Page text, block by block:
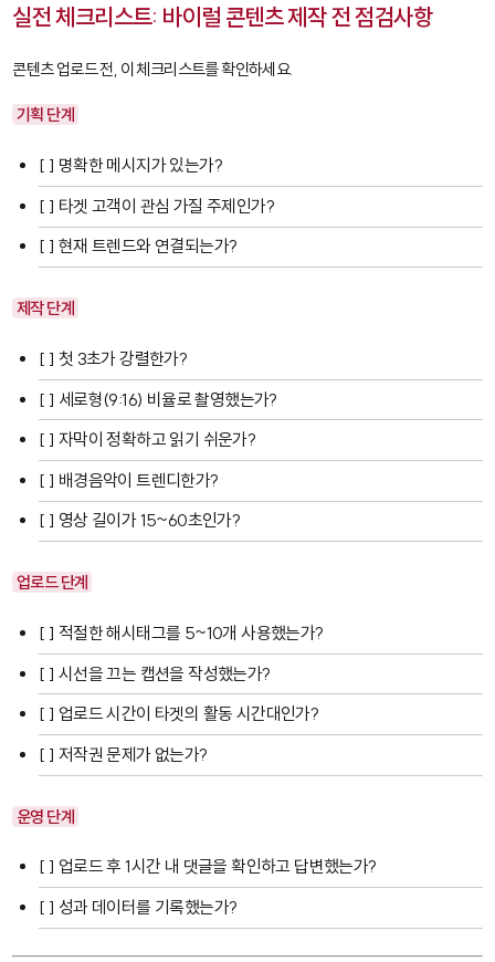
실전 체크리스트: 바이럴 콘텐츠 제작 전 점검사항
콘텐츠 업로드 전, 이 체크리스트를 확인하세요.
기획 단계
[ ] 명확한 메시지가 있는가?
[ ] 타겟 고객이 관심 가질 주제인가?
[ ] 현재 트렌드와 연결되는가?
제작 단계
[ ] 첫 3초가 강렬한가?
[ ] 세로형(9:16) 비율로 촬영했는가?
[ ] 자막이 정확하고 읽기 쉬운가?
[ ] 배경음악이 트렌디한가?
[ ] 영상 길이가 15~60초인가?
업로드 단계
[ ] 적절한 해시태그를 5~10개 사용했는가?
[ ] 시선을 끄는 캡션을 작성했는가?
[ ] 업로드 시간이 타겟의 활동 시간대인가?
[ ] 저작권 문제가 없는가?
운영 단계
[ ] 업로드 후 1시간 내 댓글을 확인하고 답변했는가?
[ ] 성과 데이터를 기록했는가?